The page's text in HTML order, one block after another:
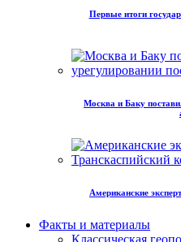
Первые итоги
Москва и Баку
Американские
Факты и материалы
Классическая